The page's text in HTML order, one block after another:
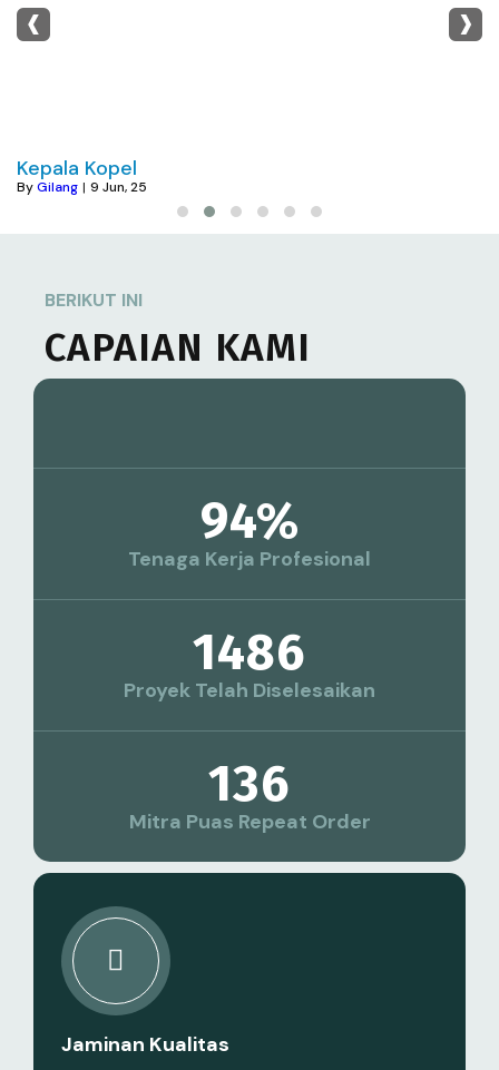
Kepala Kopel
ByGilang | 9 Jun, 25
‹ ›
BERIKUT INI
CAPAIAN KAMI
94%
Tenaga Kerja Profesional
1486
Proyek Telah Diselesaikan
136
Mitra Puas Repeat Order
Jaminan Kualitas